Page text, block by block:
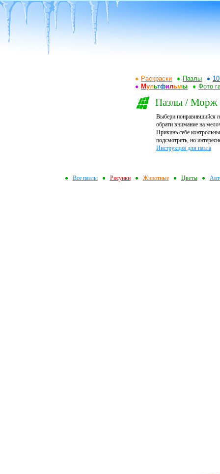
Раскраски Пазлы
Мультфильмы Фото
Пазлы / Морж
Выбери понравившийся
обрати внимание на
Прикинь себе
подсмотреть, но
Инструкция для пазла
Все пазлы Рисунки Животные Цветы